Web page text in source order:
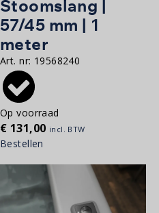
Stoomslang |
57/45 mm | 1
meter
Art. nr: 19568240
Op voorraad
€ 131,00 incl. BTW
Bestellen